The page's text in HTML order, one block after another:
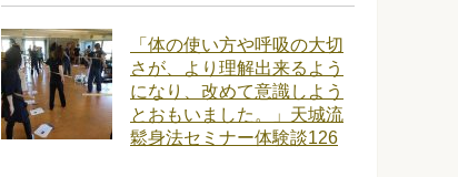
「体の使い方や呼吸の大切
さが、より理解出来るよう
になり、改めて意識しよう
とおもいました。」天城流
鬆身法セミナー体験談126